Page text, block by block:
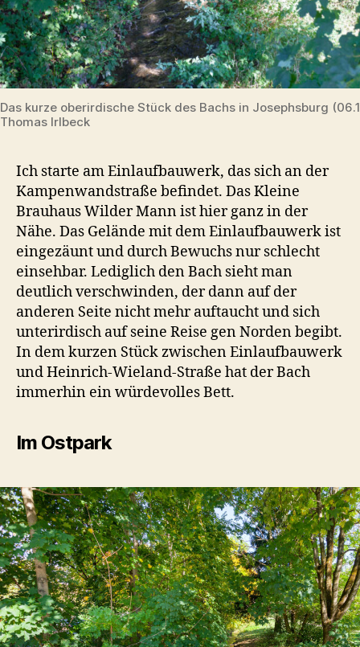
Das kurze oberirdische Stück des Bachs in Josephsburg
Thomas Irlbeck
Ich starte am Einlaufbauwerk, das sich an der
Kampenwandstraße befindet. Das Kleine
Brauhaus Wilder Mann ist hier ganz in der
Nähe. Das Gelände mit dem Einlaufbauwerk ist
eingezäunt und durch Bewuchs nur schlecht
einsehbar. Lediglich den Bach sieht man
deutlich verschwinden, der dann auf der
anderen Seite nicht mehr auftaucht und sich
unterirdisch auf seine Reise gen Norden begibt.
In dem kurzen Stück zwischen Einlaufbauwerk
und Heinrich-Wieland-Straße hat der Bach
immerhin ein würdevolles Bett.
Im Ostpark